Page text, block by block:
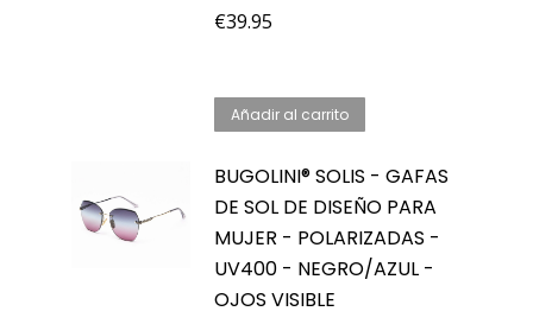
€39.95
Añadir al carrito
BUGOLINI® SOLIS - GAFAS
DE SOL DE DISEÑO PARA
MUJER - POLARIZADAS -
UV400 - NEGRO/AZUL -
OJOS VISIBLE